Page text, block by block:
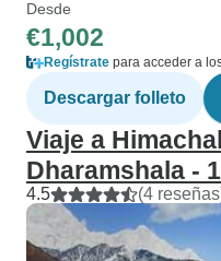
Desde
€1,002
Regístrate para acceder a
Descargar folleto
Viaje a
Dharamshala -
4.5 (4